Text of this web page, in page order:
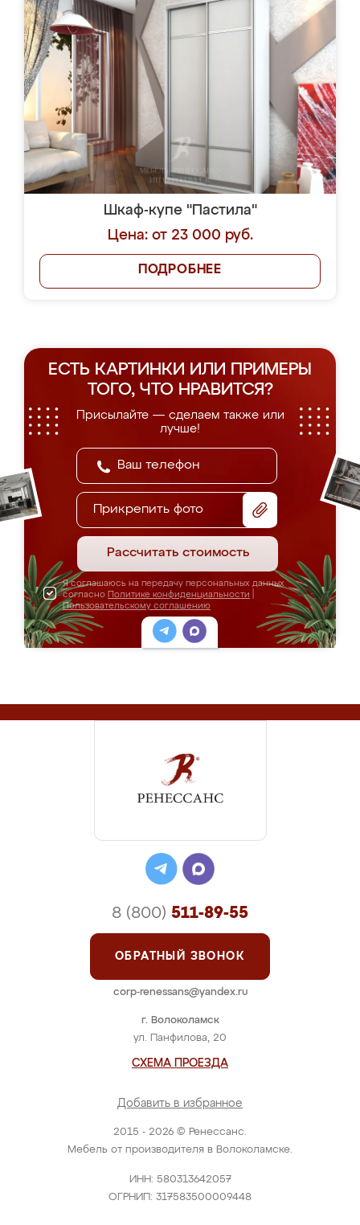
Шкаф-купе "Пастила"
Цена: от 23 000 руб.
ПОДРОБНЕЕ
ЕСТЬ КАРТИНКИ ИЛИ ПРИМЕРЫ
ТОГО, ЧТО НРАВИТСЯ?
Присылайте — сделаем также или
лучше!
Прикрепить фото
Рассчитать стоимость
Я соглашаюсь на передачу персональных данных
согласно Политике конфиденциальности
Пользовательскому соглашению
2015 - 2026 © Ренессанс.
Мебель от производителя в Волоколамске.
ИНН: 580313642057
ОГРНИП: 317583500009448
г. Волоколамск
ул. Панфилова, 20
СХЕМА ПРОЕЗДА
Добавить в избранное
8 (800) 511-89-55
ОБРАТНЫЙ ЗВОНОК
corp-renessans@yandex.ru